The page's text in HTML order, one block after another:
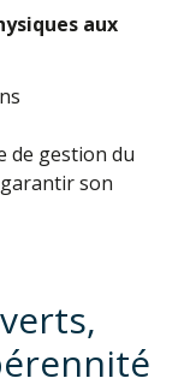
aux
de gestion du
son